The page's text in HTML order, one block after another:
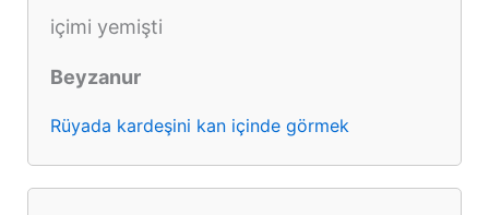
içimi yemişti
Beyzanur
Rüyada kardeşini kan içinde görmek